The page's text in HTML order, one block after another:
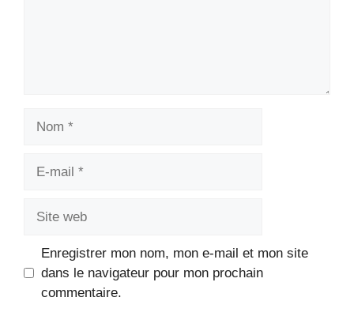
Enregistrer mon nom, mon e-mail et mon site
dans le navigateur pour mon prochain
commentaire.